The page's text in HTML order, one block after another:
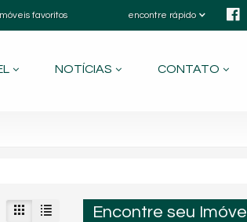
encontre rápido
favoritos
NOTÍCIAS CONTATO
Encontre seu Imóvel